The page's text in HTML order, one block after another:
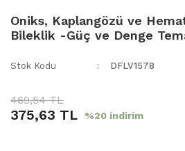
Oniks, Kaplangözü ve
Bileklik -Güç ve Denge
Stok Kodu DFLV1578
469,54 TL
375,63 TL %20 indirim